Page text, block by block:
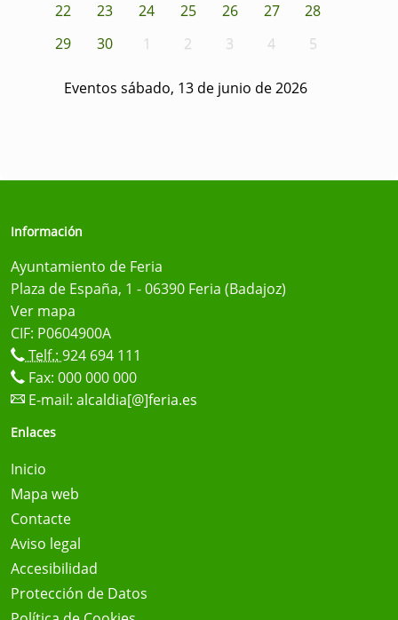
22
23 24 25 26 27
28
29
30 1 2 3 4 5
Eventos sábado, 13 de junio de 2026
Información
Ayuntamiento de Feria
Plaza de España, 1 - 06390 Feria (Badajoz)
Ver mapa
CIF: P0604900A
Telf.: 924 694 111
Fax: 000 000 000
E-mail: alcaldia[@]feria.es
Enlaces
Inicio
Mapa web
Contacte
Aviso legal
Accesibilidad
Protección de Datos